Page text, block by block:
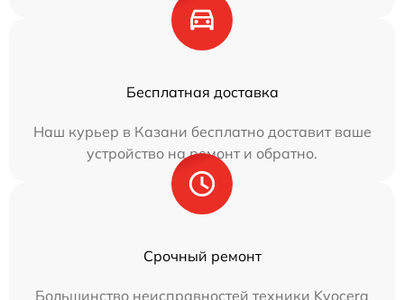
Бесплатная доставка
Наш курьер в Казани бесплатно доставит ваше
устройство на ремонт и обратно.
Срочный ремонт
Большинство неисправностей техники Kyocera